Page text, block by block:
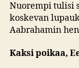
Nuorempi tulisi
koskevan
Aabrahamin
Kaksi poikaa,